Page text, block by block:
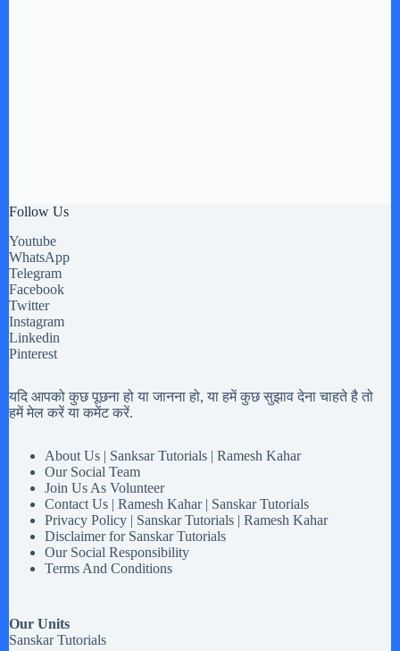
Follow Us
Youtube
WhatsApp
Telegram
Facebook
Twitter
Instagram
Linkedin
Pinterest
यदि आपको कुछ पूछना हो या जानना हो, या हमें कुछ सुझाव देना चाहते है तो
हमें मेल करें या कमेंट करें.
About Us | Sanksar Tutorials | Ramesh Kahar
Our Social Team
Join Us As Volunteer
Contact Us | Ramesh Kahar | Sanskar Tutorials
Privacy Policy | Sanskar Tutorials | Ramesh Kahar
Disclaimer for Sanskar Tutorials
Our Social Responsibility
Terms And Conditions
Our Units
Sanskar Tutorials